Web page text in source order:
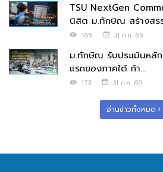
TSU NextGen
นิสิต ม.ทักษิณ สร้างสร
168 31 ก.ค. 69
ม.ทักษิณ รับประเมินหลั
แรกของภาคใต้ ก้า...
173 31 ก.ค. 69
อ่านข่าวทั้งหมด